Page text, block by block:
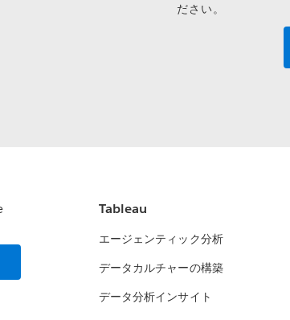
ださい。
Tableau
エージェンティック分析
データカルチャーの構築
データ分析インサイト